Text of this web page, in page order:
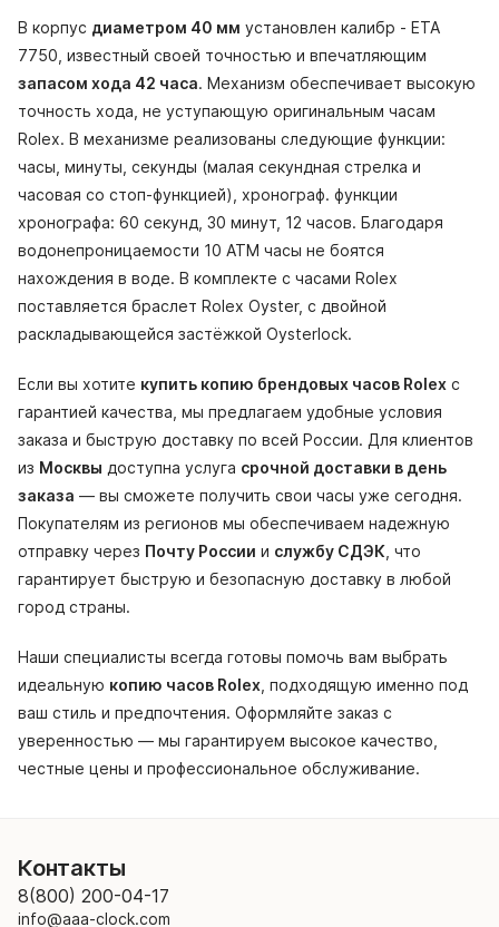
В корпус диаметром 40 мм установлен калибр - ETA
7750, известный своей точностью и впечатляющим
запасом хода 42 часа. Механизм обеспечивает высокую
точность хода, не уступающую оригинальным часам
Rolex. В механизме реализованы следующие функции:
часы, минуты, секунды (малая секундная стрелка и
часовая со стоп-функцией), хронограф. функции
хронографа: 60 секунд, 30 минут, 12 часов. Благодаря
водонепроницаемости 10 АТМ часы не боятся
нахождения в воде. В комплекте с часами Rolex
поставляется браслет Rolex Oyster, с двойной
раскладывающейся застёжкой Oysterlock.
Если вы хотите купить копию брендовых часов Rolex с
гарантией качества, мы предлагаем удобные условия
заказа и быструю доставку по всей России. Для клиентов
из Москвы доступна услуга срочной доставки в день
заказа — вы сможете получить свои часы уже сегодня.
Покупателям из регионов мы обеспечиваем надежную
отправку через Почту России и службу СДЭК , что
гарантирует быструю и безопасную доставку в любой
город страны.
Наши специалисты всегда готовы помочь вам выбрать
идеальную копию часов Rolex , подходящую именно под
ваш стиль и предпочтения. Оформляйте заказ с
уверенностью — мы гарантируем высокое качество,
честные цены и профессиональное обслуживание.
Контакты
8(800) 200-04-17
info@aaa-clock.com